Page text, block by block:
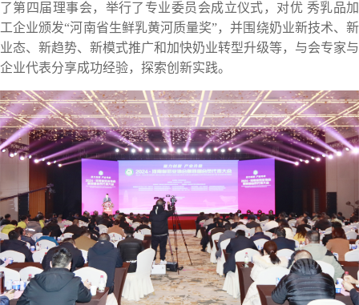
了第四届理事会，举行了专业委员会成立仪式，对优 秀乳品加
工企业颁发“河南省生鲜乳黄河质量奖”，并围绕奶业新技术、新
业态、新趋势、新模式推广和加快奶业转型升级等，与会专家与
企业代表分享成功经验，探索创新实践。